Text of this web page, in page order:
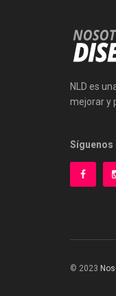
NLD es
mejorar y
Síguenos
© 2023